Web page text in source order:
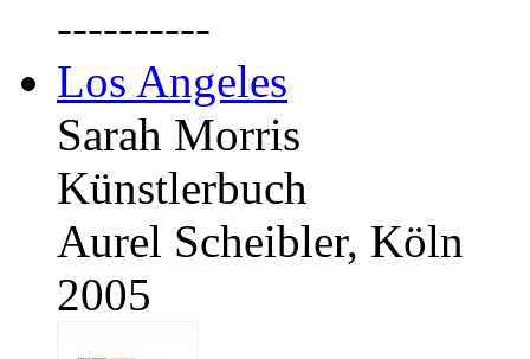
----------
Los Angeles
Sarah Morris
Künstlerbuch
Aurel Scheibler, Köln
2005